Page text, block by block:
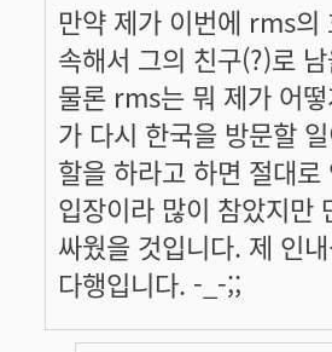
만약 제가 이번에 rms의
속해서 그의 친구(?)로
물론 rms는 뭐 제가 어
가 다시 한국을 방문할
할을 하라고 하면 절대
입장이라 많이 참았지만
싸웠을 것입니다. 제 인
다행입니다. -_-;;